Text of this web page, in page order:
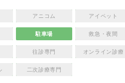
アニコム アイペット
駐車場 救急・夜間
往診専門 オンライン診療
二次診療専門